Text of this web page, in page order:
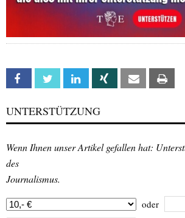
Facebook Twitter Linkedin Xing Email
UNTERSTÜTZUNG
Wenn Ihnen unser Artikel gefallen hat:
des
Journalismus.
oder